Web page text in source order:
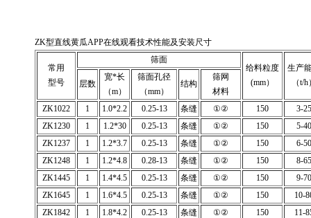
ZK型直线黄瓜APP在线观看技术性能及安装尺寸
常用
型号
筛面
给料粒度
(mm）
生产
（t/
层数
宽*长
（m）
筛面孔径
（mm）
结构
筛网
材料
ZK1022
1 1.0*2.2 0.25-13 条缝 ①② 150
3-25
ZK1230
1 1.2*30 0.25-13 条缝 ①② 150
5-40
ZK1237
1 1.2*3.7 0.25-13 条缝 ①② 150
6-50
ZK1248
1 1.2*4.8 0.28-13 条缝 ①② 150
8-65
ZK1445
1 1.4*4.5 0.25-13 条缝 ①② 150
9-70
ZK1645
1 1.6*4.5 0.25-13 条缝 ①② 150
10-
ZK1842
1 1.8*4.2 0.25-13 条缝 ①② 150
11-